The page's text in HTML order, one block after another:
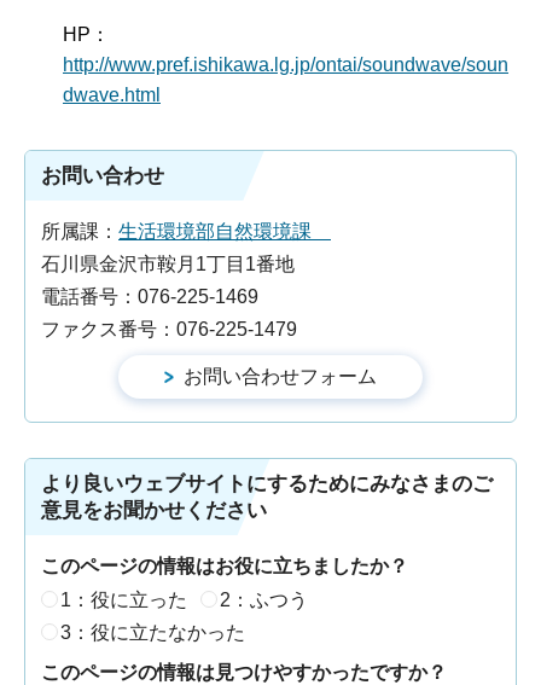
HP：
http://www.pref.ishikawa.lg.jp/ontai/soundwave/soun
dwave.html
お問い合わせ
所属課： 生活環境部自然環境課
石川県金沢市鞍月1丁目1番地
電話番号：076-225-1469
ファクス番号：076-225-1479
より良いウェブサイトにするためにみなさまのご
意見をお聞かせください
このページの情報はお役に立ちましたか？
1：役に立った
2：ふつう
3：役に立たなかった
このページの情報は見つけやすかったですか？